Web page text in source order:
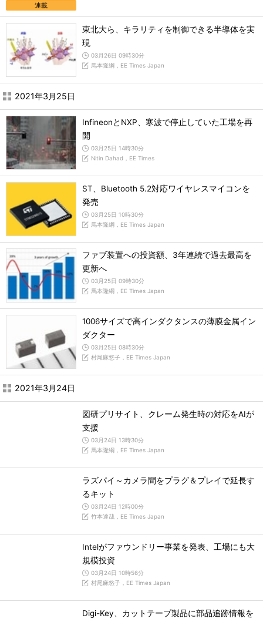
連載
東北大ら、キラリティを制御できる半導体を実
現
03月26日 09時30分
馬本隆綱，EE Times Japan
2021年3月25日
InfineonとNXP、寒波で停止していた工場を再
開
03月25日 14時30分
Nitin Dahad，EE Times
ST、Bluetooth 5.2対応ワイヤレスマイコンを
発売
03月25日 10時30分
馬本隆綱，EE Times Japan
ファブ装置への投資額、3年連続で過去最高を
更新へ
03月25日 09時30分
馬本隆綱，EE Times Japan
1006サイズで高インダクタンスの薄膜金属イン
ダクター
03月25日 08時30分
村尾麻悠子，EE Times Japan
2021年3月24日
図研プリサイト、クレーム発生時の対応をAIが
支援
03月24日 13時30分
馬本隆綱，EE Times Japan
ラズパイ～カメラ間をプラグ＆プレイで延長す
るキット
03月24日 12時00分
竹本達哉，EE Times Japan
Intelがファウンドリー事業を発表、工場にも大
規模投資
03月24日 10時56分
村尾麻悠子，EE Times Japan
Digi-Key、カットテープ製品に部品追跡情報を